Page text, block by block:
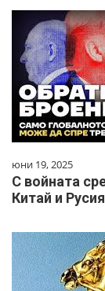
юни 19, 2025
С войната
Китай и